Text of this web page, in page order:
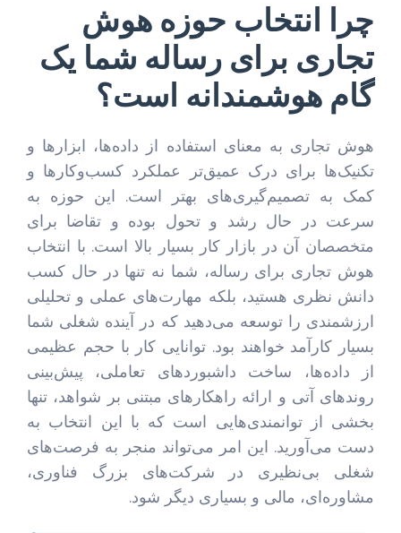
چرا انتخاب حوزه هوش
تجاری برای رساله شما یک
گام هوشمندانه است؟
هوش تجاری به معنای استفاده از داده‌ها، ابزارها و
تکنیک‌ها برای درک عمیق‌تر عملکرد کسب‌وکارها و
کمک به تصمیم‌گیری‌های بهتر است. این حوزه به
سرعت در حال رشد و تحول بوده و تقاضا برای
متخصصان آن در بازار کار بسیار بالا است. با انتخاب
هوش تجاری برای رساله، شما نه تنها در حال کسب
دانش نظری هستید، بلکه مهارت‌های عملی و تحلیلی
ارزشمندی را توسعه می‌دهید که در آینده شغلی شما
بسیار کارآمد خواهند بود. توانایی کار با حجم عظیمی
از داده‌ها، ساخت داشبوردهای تعاملی، پیش‌بینی
روندهای آتی و ارائه راهکارهای مبتنی بر شواهد، تنها
بخشی از توانمندی‌هایی است که با این انتخاب به
دست می‌آورید. این امر می‌تواند منجر به فرصت‌های
شغلی بی‌نظیری در شرکت‌های بزرگ فناوری،
مشاوره‌ای، مالی و بسیاری دیگر شود.